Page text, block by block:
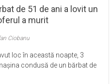
de 51 de ani a lovit un
a murit
Ciobanu
loc în această noapte, 3
condusă de un bărbat de